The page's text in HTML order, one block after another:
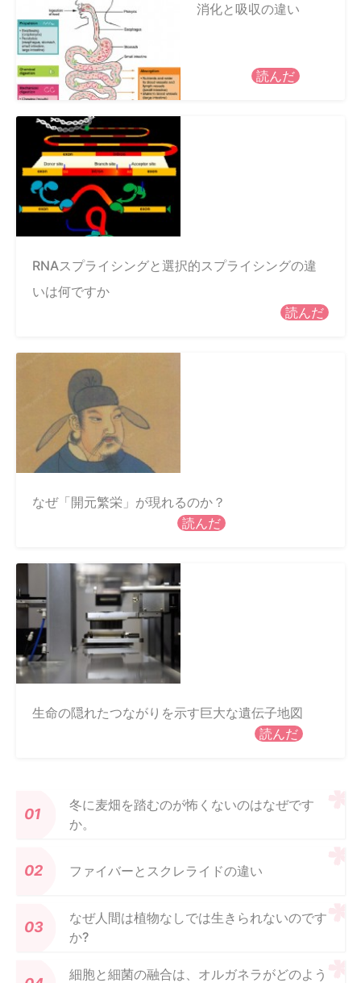
消化と吸収の違い
読んだ
RNAスプライシングと選択的スプライシングの違
いは何ですか
読んだ
なぜ「開元繁栄」が現れるのか？
読んだ
生命の隠れたつながりを示す巨大な遺伝子地図
読んだ
冬に麦畑を踏むのが怖くないのはなぜです
か。
ファイバーとスクレライドの違い
なぜ人間は植物なしでは生きられないのです
か?
細胞と細菌の融合は、オルガネラがどのよう